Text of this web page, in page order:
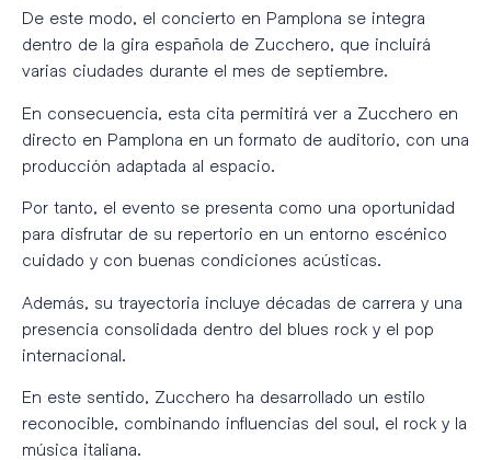
De este modo, el concierto en Pamplona se integra
dentro de la gira española de Zucchero, que incluirá
varias ciudades durante el mes de septiembre.
En consecuencia, esta cita permitirá ver a Zucchero en
directo en Pamplona en un formato de auditorio, con una
producción adaptada al espacio.
Por tanto, el evento se presenta como una oportunidad
para disfrutar de su repertorio en un entorno escénico
cuidado y con buenas condiciones acústicas.
Además, su trayectoria incluye décadas de carrera y una
presencia consolidada dentro del blues rock y el pop
internacional.
En este sentido, Zucchero ha desarrollado un estilo
reconocible, combinando influencias del soul, el rock y la
música italiana.